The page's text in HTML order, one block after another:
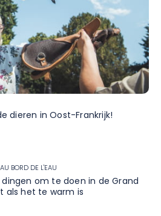
dieren in Oost-Frankrijk!
AU BORD DE L'EAU
dingen om te doen in de Grand
als het te warm is